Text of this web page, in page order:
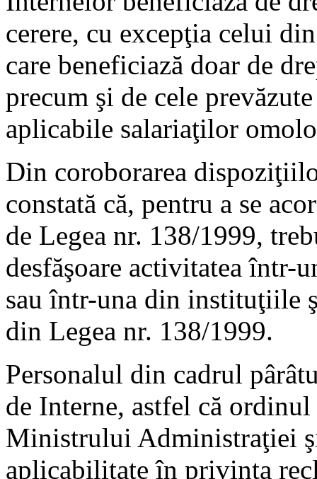
cerere, cu excepţia celui
care beneficiază doar de
precum şi de cele
aplicabile salariaţilor
Din coroborarea
constată că, pentru a se
de Legea nr. 138/1999,
desfăşoare activitatea într-
sau într-una din instituţiile
din Legea nr. 138/1999.
Personalul din cadrul
de Interne, astfel că
Ministrului Administraţiei
aplicabilitate în privinţa